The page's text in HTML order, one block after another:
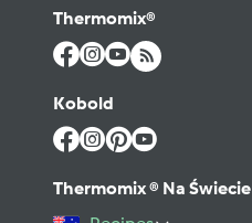
Thermomix®
Kobold
Thermomix ® Na Świecie